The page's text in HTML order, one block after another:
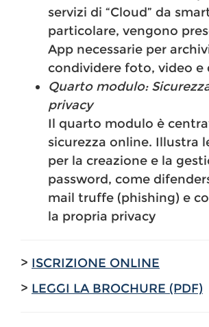
servizi di “Cloud” da
particolare, vengono
App necessarie per
condividere foto, video e
Quarto modulo:
privacy
Il quarto modulo è
sicurezza online. Illustra
per la creazione e la
password, come
mail truffe (phishing) e
la propria privacy
> ISCRIZIONE ONLINE
> LEGGI LA BROCHURE (PDF)